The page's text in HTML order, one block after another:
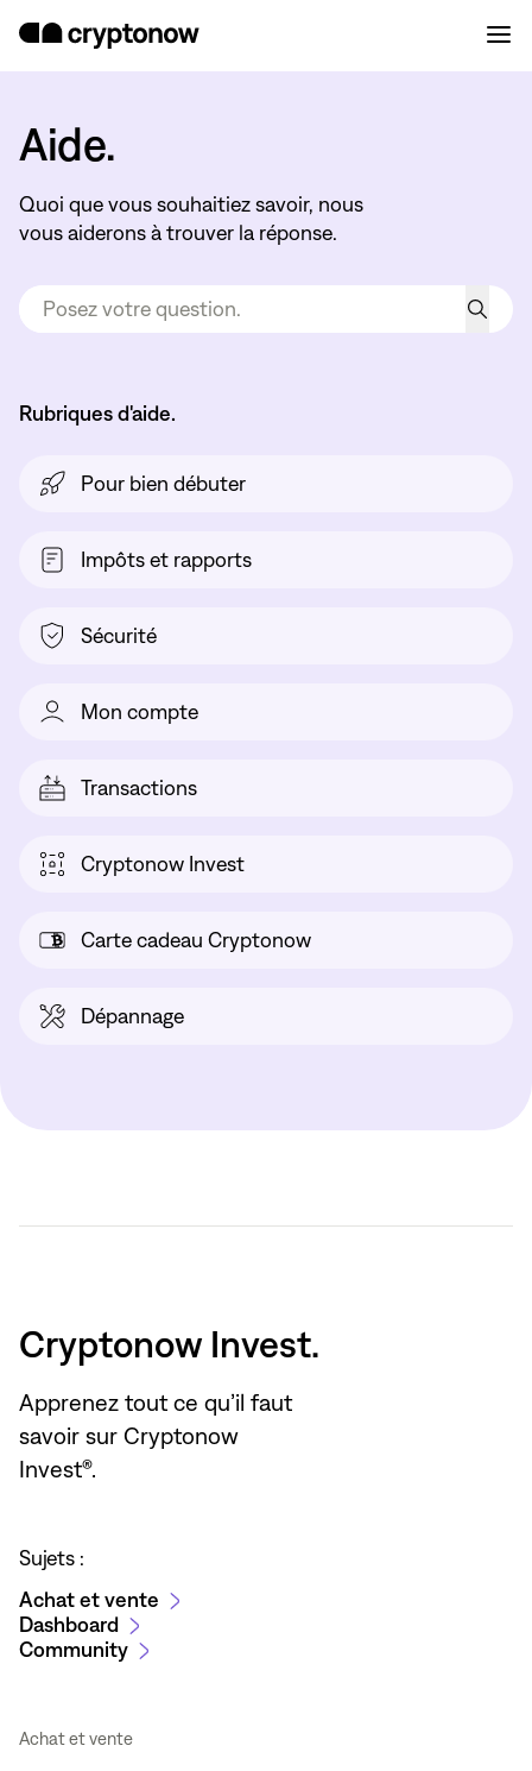
Aide.
Quoi que vous souhaitiez savoir, nous
vous aiderons à trouver la réponse.
Rubriques d'aide.
Pour bien débuter
Impôts et rapports
Sécurité
Mon compte
Transactions
Cryptonow Invest
Carte cadeau Cryptonow
Dépannage
Cryptonow Invest.
Apprenez tout ce qu’il faut
savoir sur Cryptonow
Invest®.
Sujets :
Achat et vente
Dashboard
Community
Achat et vente